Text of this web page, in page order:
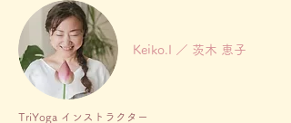
Keiko.I ／ 茨木 恵子
TriYoga インストラクター